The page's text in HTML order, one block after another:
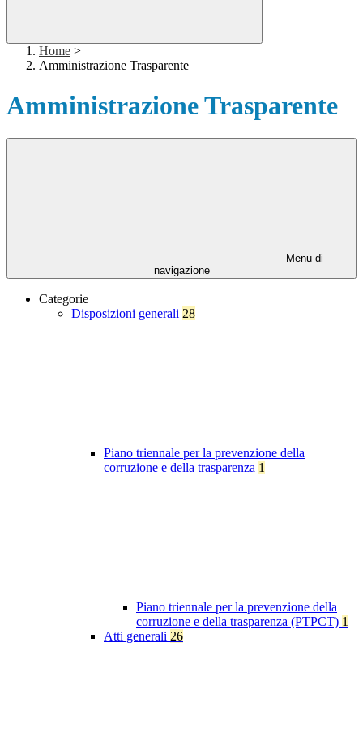
Home >
Amministrazione Trasparente
Amministrazione Trasparente
Menu di
navigazione
Categorie
Disposizioni generali 28
Piano triennale per la prevenzione della
corruzione e della trasparenza 1
Piano triennale per la prevenzione della
corruzione e della trasparenza (PTPCT) 1
Atti generali 26